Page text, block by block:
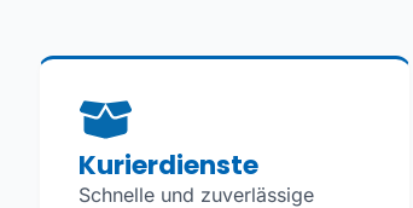
Kurierdienste
Schnelle und zuverlässige